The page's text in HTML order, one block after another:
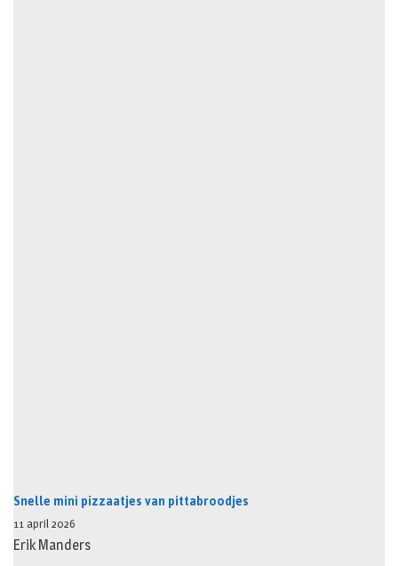
Snelle mini pizzaatjes van pittabroodjes
11 april 2026
Erik Manders